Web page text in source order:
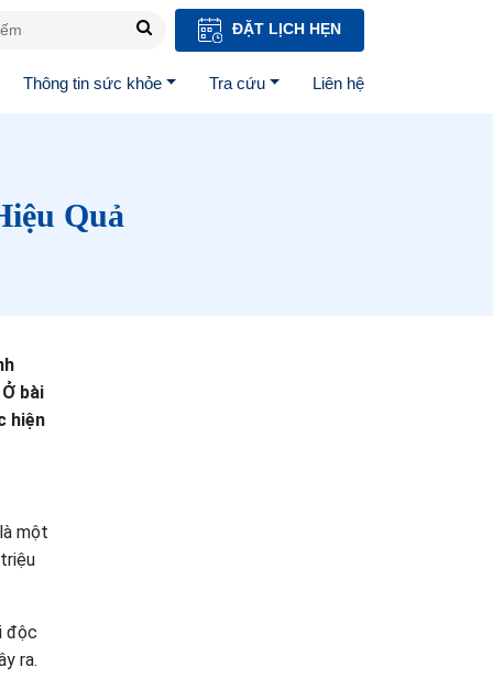
ĐẶT LỊCH HẸN
Thông tin sức khỏe Tra cứu Liên hệ
Quả
bài
hiện
một
độc
ra.